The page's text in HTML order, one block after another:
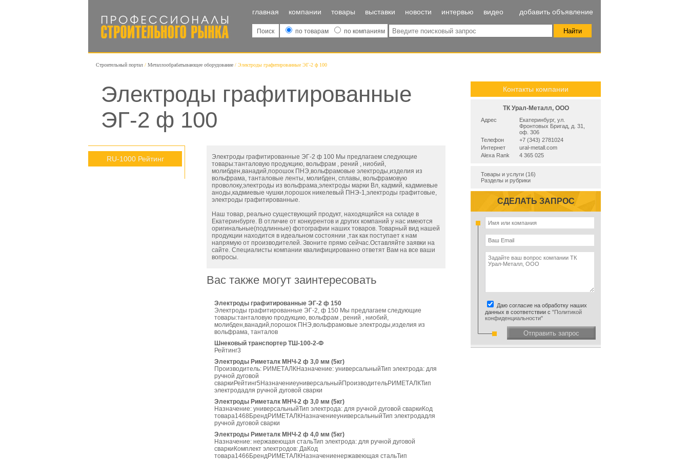
главная компании товары выставки новости интервью видео добавить объявление
Поиск по товарам по компаниям
Строительный портал Металлообрабатывающее оборудование Электроды графитированные ЭГ-2 ф 100
Электроды графитированные
ЭГ-2 ф 100
RU-1000 Рейтинг
Электроды графитированные ЭГ-2 ф 100 Мы предлагаем следующие
товары:танталовую продукцию, вольфрам , рений , ниобий,
молибден,ванадий,порошок ПНЭ,вольфрамовые электроды,изделия из
вольфрама, танталовые ленты, молибден, сплавы, вольфрамовую
проволоку,электроды из вольфрама,электроды марки Вл, кадмий, кадмиевые
аноды,кадмиевые чушки,порошок никелевый ПНЭ-1,электроды графитовые,
электроды графитированные.
Наш товар, реально существующий продукт, находящийся на складе в
Екатеринбурге. В отличие от конкурентов и других компаний у нас имеются
оригинальные(подлинные) фотографии наших товаров. Товарный вид нашей
продукции находится в идеальном состоянии ,так как поступает к нам
напрямую от производителей. Звоните прямо сейчас.Оставляйте заявки на
сайте. Специалисты компании квалифицированно ответят Вам на все ваши
вопросы.
Вас также могут заинтересовать
Электроды графитированные ЭГ-2 ф 150
Электроды графитированные ЭГ-2, ф 150 Мы предлагаем следующие
товары:танталовую продукцию, вольфрам , рений , ниобий,
молибден,ванадий,порошок ПНЭ,вольфрамовые электроды,изделия из
вольфрама, танталов
Шнековый транспортер ТШ-100-2-Ф
Рейтинг3
Электроды Риметалк МНЧ-2 ф 3,0 мм (5кг)
Производитель: РИМЕТАЛКНазначение: универсальныйТип электрода: для
ручной дуговой
сваркиРейтинг5НазначениеуниверсальныйПроизводительРИМЕТАЛКТип
электродадля ручной дуговой сварки
Электроды Риметалк МНЧ-2 ф 3,0 мм (5кг)
Назначение: универсальныйТип электрода: для ручной дуговой сваркиКод
товара1468БрендРИМЕТАЛКНазначениеуниверсальныйТип электродадля
ручной дуговой сварки
Электроды Риметалк МНЧ-2 ф 4,0 мм (5кг)
Назначение: нержавеющая стальТип электрода: для ручной дуговой
сваркиКомплект электродов: ДаКод
товара1466БрендРИМЕТАЛКНазначениенержавеющая стальТип
Контакты компании
ТК Урал-Металл, ООО
Адрес
Екатеринбург, ул.
Фронтовых Бригад, д. 31,
оф. 306
Телефон
+7 (343) 2781024
Интернет
ural-metall.com
Alexa Rank
4 365 025
Товары и услуги (16)
Разделы и рубрики
СДЕЛАТЬ ЗАПРОС
Даю согласие на обработку наших
данных в соответствии с "Политикой
конфиденциальности"
Отправить запрос